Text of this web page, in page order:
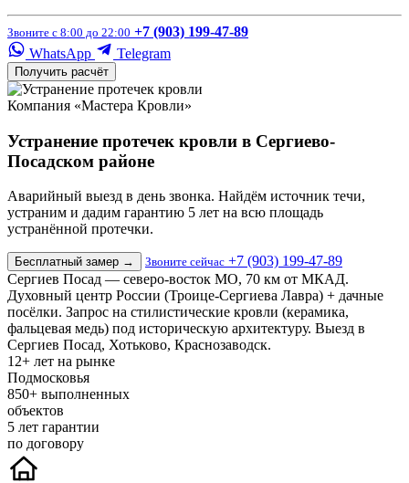
Звоните с 8:00 до 22:00 +7 (903) 199-47-89
WhatsApp
Telegram
Получить расчёт
Компания «Мастера Кровли»
Устранение протечек кровли в Сергиево-
Посадском районе
Аварийный выезд в день звонка. Найдём источник течи,
устраним и дадим гарантию 5 лет на всю площадь
устранённой протечки.
Бесплатный замер → Звоните сейчас +7 (903) 199-47-89
Сергиев Посад — северо-восток МО, 70 км от МКАД.
Духовный центр России (Троице-Сергиева Лавра) + дачные
посёлки. Запрос на стилистические кровли (керамика,
фальцевая медь) под историческую архитектуру. Выезд в
Сергиев Посад, Хотьково, Краснозаводск.
12+ лет на рынке
Подмосковья
850+ выполненных
объектов
5 лет гарантии
по договору